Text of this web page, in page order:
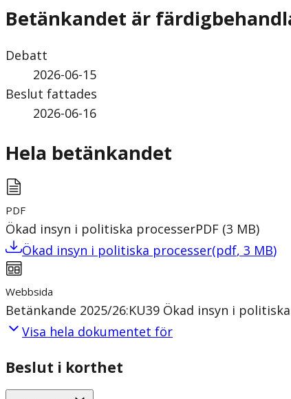
Betänkandet är
Debatt
2026-06-15
Beslut fattades
2026-06-16
Hela betänkandet
PDF
Ökad insyn i politiska processerPDF (3 MB)
Ökad insyn i politiska processer(pdf, 3 MB)
Webbsida
Betänkande 2025/26:KU39 Ökad insyn i
Visa hela dokumentet för
Beslut i korthet